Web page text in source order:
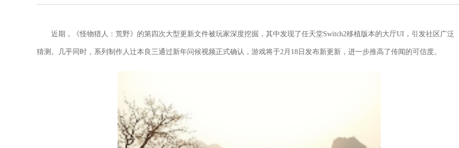
近期，《怪物猎人：荒野》的第四次大型更新文件被玩家深度挖掘，其中发现了任天堂Switch2移植版本的大厅UI，引发社区广泛
猜测。几乎同时，系列制作人辻本良三通过新年问候视频正式确认，游戏将于2月18日发布新更新，进一步推高了传闻的可信度。